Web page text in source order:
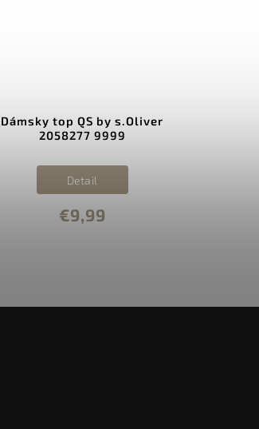
Dámsky top QS by s.Oliver
2058277 9999
€9,99
Detail